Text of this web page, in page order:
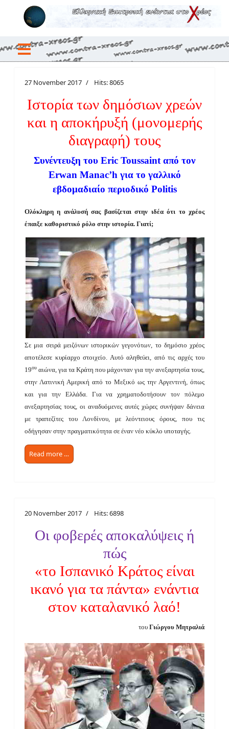
27 November 2017 Hits: 8065
Ιστορία των δημόσιων χρεών
και η αποκήρυξή (μονομερής
διαγραφή) τους
Συνέντευξη του Eric Toussaint από τον
Erwan Manac’h για το γαλλικό
εβδομαδιαίο περιοδικό Politis
Ολόκληρη η ανάλυσή σας βασίζεται στην ιδέα ότι το χρέος
έπαιξε καθοριστικό ρόλο στην ιστορία. Γιατί;
Σε μια σειρά μειζόνων ιστορικών γεγονότων, το δημόσιο χρέος
αποτέλεσε κυρίαρχο στοιχείο. Αυτό αληθεύει, από τις αρχές του
19ου αιώνα, για τα Κράτη που μάχονταν για την ανεξαρτησία τους,
στην Λατινική Αμερική από το Μεξικό ως την Αργεντινή, όπως
και για την Ελλάδα. Για να χρηματοδοτήσουν τον πόλεμο
ανεξαρτησίας τους, οι αναδυόμενες αυτές χώρες συνήψαν δάνεια
με τραπεζίτες του Λονδίνου, με λεόντειους όρους, που τις
οδήγησαν στην πραγματικότητα σε έναν νέο κύκλο υποταγής.
Read more …
20 November 2017 Hits: 6898
Οι φοβερές αποκαλύψεις ή
πώς
«το Ισπανικό Κράτος είναι
ικανό για τα πάντα» ενάντια
στον καταλανικό λαό!
του Γιώργου Μητραλιά